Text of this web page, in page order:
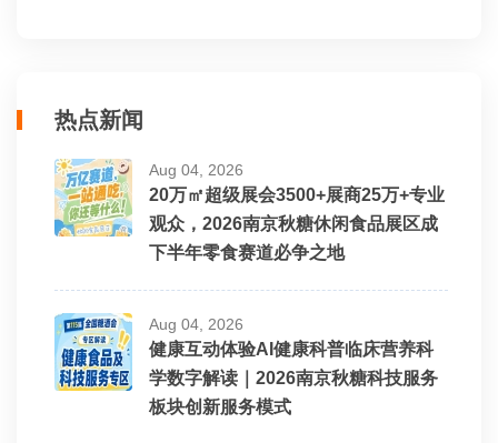
热点新闻
Aug 04, 2026
20万㎡超级展会3500+展商25万+专业
观众，2026南京秋糖休闲食品展区成
下半年零食赛道必争之地
Aug 04, 2026
健康互动体验AI健康科普临床营养科
学数字解读｜2026南京秋糖科技服务
板块创新服务模式